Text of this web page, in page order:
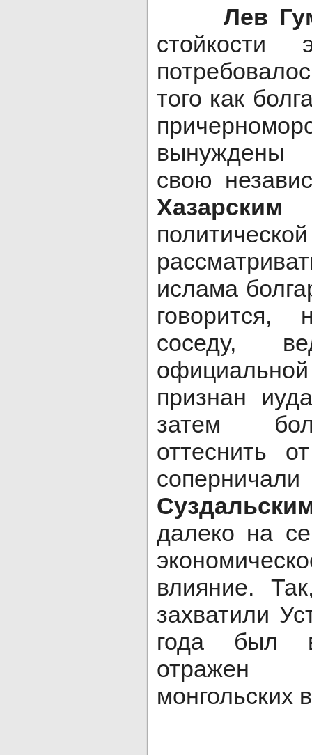
Лев
стойкости
того как
вынуждены
свою
Хазарским
ислама
говорится,
соседу,
признан
затем
оттеснить
далеко на
влияние.
захватили
года был
отражен
монгольских